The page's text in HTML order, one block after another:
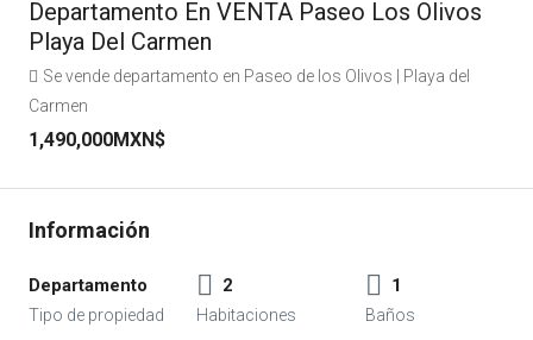
Departamento En VENTA Paseo Los Olivos
Playa Del Carmen
Se vende departamento en Paseo de los Olivos | Playa del
Carmen
1,490,000MXN$
Departamento 2 1